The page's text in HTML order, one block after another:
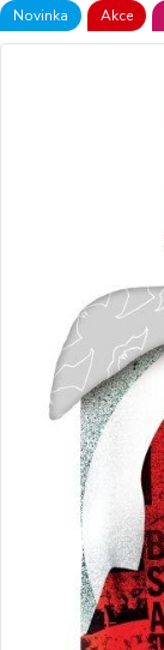
Novinka Akce